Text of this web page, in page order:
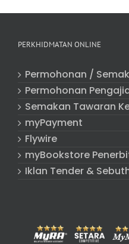
PERKHIDMATAN ONLINE
Permohonan /
Permohonan
Semakan Tawaran
myPayment
Flywire
myBookstore
Iklan Tender &